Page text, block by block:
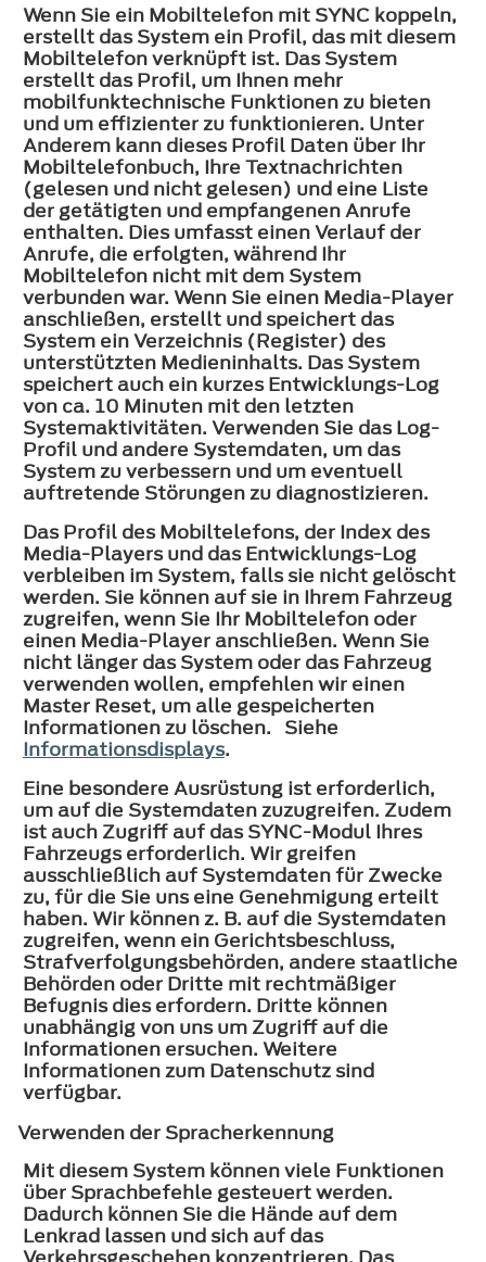
Wenn Sie ein Mobiltelefon mit SYNC koppeln,
erstellt das System ein Profil, das mit diesem
Mobiltelefon verknüpft ist. Das System
erstellt das Profil, um Ihnen mehr
mobilfunktechnische Funktionen zu bieten
und um effizienter zu funktionieren. Unter
Anderem kann dieses Profil Daten über Ihr
Mobiltelefonbuch, Ihre Textnachrichten
(gelesen und nicht gelesen) und eine Liste
der getätigten und empfangenen Anrufe
enthalten. Dies umfasst einen Verlauf der
Anrufe, die erfolgten, während Ihr
Mobiltelefon nicht mit dem System
verbunden war. Wenn Sie einen Media-Player
anschließen, erstellt und speichert das
System ein Verzeichnis (Register) des
unterstützten Medieninhalts. Das System
speichert auch ein kurzes Entwicklungs-Log
von ca. 10 Minuten mit den letzten
Systemaktivitäten. Verwenden Sie das Log-
Profil und andere Systemdaten, um das
System zu verbessern und um eventuell
auftretende Störungen zu diagnostizieren.
Das Profil des Mobiltelefons, der Index des
Media-Players und das Entwicklungs-Log
verbleiben im System, falls sie nicht gelöscht
werden. Sie können auf sie in Ihrem Fahrzeug
zugreifen, wenn Sie Ihr Mobiltelefon oder
einen Media-Player anschließen. Wenn Sie
nicht länger das System oder das Fahrzeug
verwenden wollen, empfehlen wir einen
Master Reset, um alle gespeicherten
Informationen zu löschen. Siehe
Informationsdisplays.
Eine besondere Ausrüstung ist erforderlich,
um auf die Systemdaten zuzugreifen. Zudem
ist auch Zugriff auf das SYNC-Modul Ihres
Fahrzeugs erforderlich. Wir greifen
ausschließlich auf Systemdaten für Zwecke
zu, für die Sie uns eine Genehmigung erteilt
haben. Wir können z. B. auf die Systemdaten
zugreifen, wenn ein Gerichtsbeschluss,
Strafverfolgungsbehörden, andere staatliche
Behörden oder Dritte mit rechtmäßiger
Befugnis dies erfordern. Dritte können
unabhängig von uns um Zugriff auf die
Informationen ersuchen. Weitere
Informationen zum Datenschutz sind
verfügbar.
Verwenden der Spracherkennung
Mit diesem System können viele Funktionen
über Sprachbefehle gesteuert werden.
Dadurch können Sie die Hände auf dem
Lenkrad lassen und sich auf das